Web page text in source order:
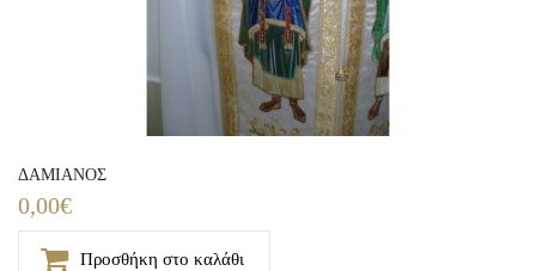
ΔΑΜΙΑΝΟΣ
0,00€
Προσθήκη στο καλάθι